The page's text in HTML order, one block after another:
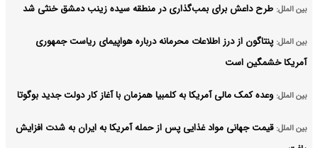
بین الملل: طرح داعش برای بمب‌گذاری در منطقه سیده زینب دمشق خنثی شد
بین الملل: پنتاگون از درز اطلاعات محرمانه درباره هواپیمای ریاست جمهوری
آمریکا خشمگین است
بین الملل: وعده کمک مالی آمریکا به کلمبیا همزمان با آغاز کار دولت جدید بوگوتا
بین الملل: قیمت جهانی مواد غذایی پس از حمله آمریکا به ایران به شدت افزایش